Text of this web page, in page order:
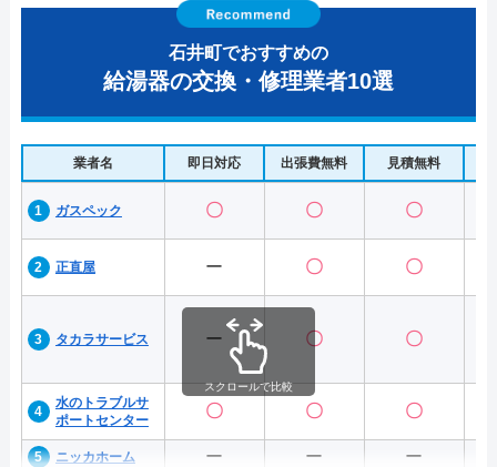
石井町でおすすめの
給湯器の交換・修理業者10選
業者名 即日対応 出張費無料 見積無料
ガスペック 〇 〇 〇
正直屋 ー 〇 〇
タカラサービス ー 〇 〇
水のトラブルサ
ポートセンター
〇 〇 〇
ニッカホーム ー ー ー
スクロールで比較